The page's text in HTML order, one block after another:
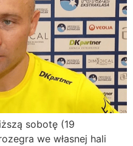
sobotę (19
we własnej hali